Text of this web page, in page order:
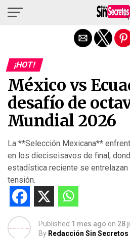
¡HOT!
México vs
desafío de
Mundial 2026
La **Selección Mexicana**
en los dieciseisavos de final,
estadística reciente se entrelazan
tensión.
Published 1 mes ago on 28
By Redacción Sin Secretos
Salir de la